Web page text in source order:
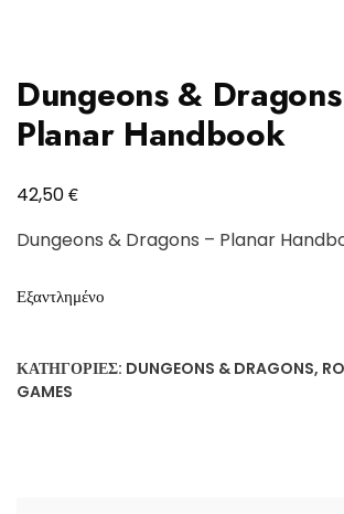
Dungeons &
Planar Handbook
42,50€
Dungeons & Dragons – Planar
Εξαντλημένο
ΚΑΤΗΓΟΡΊΕΣ: DUNGEONS & DRAGONS,
GAMES